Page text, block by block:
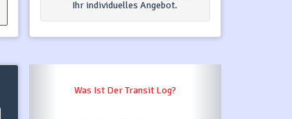
Ihr individuelles Angebot.
Was Ist Der Transit Log?